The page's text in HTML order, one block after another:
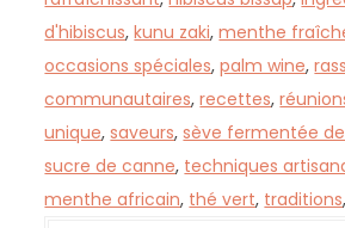
d'hibiscus,kunu zaki,menthe
occasions spéciales,palm wine,
communautaires,recettes,
unique,saveurs,sève fermentée
sucre de canne, techniques
menthe africain, thé vert, traditions